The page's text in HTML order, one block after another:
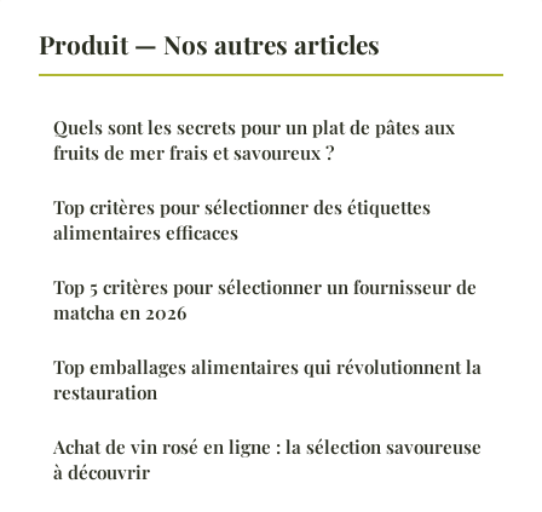
Produit — Nos autres articles
Quels sont les secrets pour un plat de pâtes aux
fruits de mer frais et savoureux ?
Top critères pour sélectionner des étiquettes
alimentaires efficaces
Top 5 critères pour sélectionner un fournisseur de
matcha en 2026
Top emballages alimentaires qui révolutionnent la
restauration
Achat de vin rosé en ligne : la sélection savoureuse
à découvrir